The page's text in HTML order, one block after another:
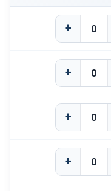
+
+
+
+